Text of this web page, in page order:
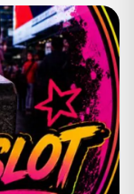
Negócios & Empreendedorismo
Profissões
Shitpost